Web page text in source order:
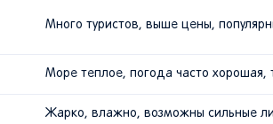
Много туристов, выше цены,
Море теплое, погода часто хорошая,
Жарко, влажно, возможны сильные